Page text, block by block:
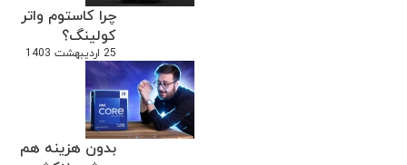
چرا کاستوم واتر
کولینگ؟
25 اردیبهشت 1403
بدون هزینه هم